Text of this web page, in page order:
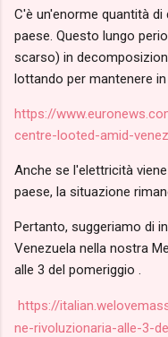
C'è un'enorme quantità
paese. Questo lungo
scarso) in
lottando per mantenere
https://
centre-looted-amid-
Anche se l'elettricità
paese, la situazione
Pertanto, suggeriamo di
Venezuela nella nostra
alle 3 del pomeriggio .
https://
ne-rivoluzionaria-alle-3-